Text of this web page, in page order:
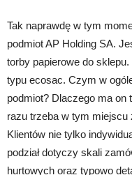
Tak naprawdę w tym
podmiot AP Holding SA.
torby papierowe do
typu ecosac. Czym w
podmiot? Dlaczego ma on
razu trzeba w tym
Klientów nie tylko
podział dotyczy skali
hurtowych oraz typowo